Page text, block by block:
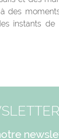
des
instants